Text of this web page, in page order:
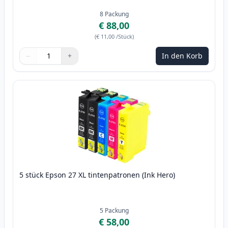
8 Packung
€ 88,00
(€ 11,00 /Stück)
Menge
Verwenden Sie die Tasten, um anzupassen
− +
Menge 1 In den Korb
5 stück Epson 27 XL tintenpatronen (Ink Hero)
5 Packung
€ 58,00